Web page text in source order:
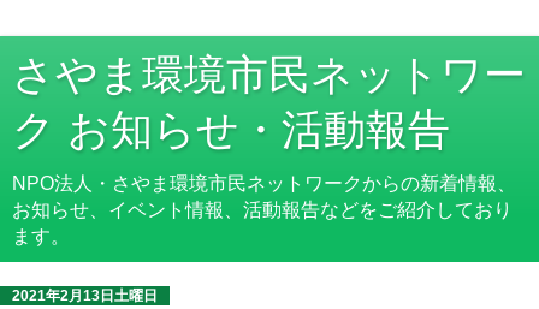
さやま環境市民ネットワー
ク お知らせ・活動報告
NPO法人・さやま環境市民ネットワークからの新着情報、
お知らせ、イベント情報、活動報告などをご紹介しており
ます。
2021年2月13日土曜日